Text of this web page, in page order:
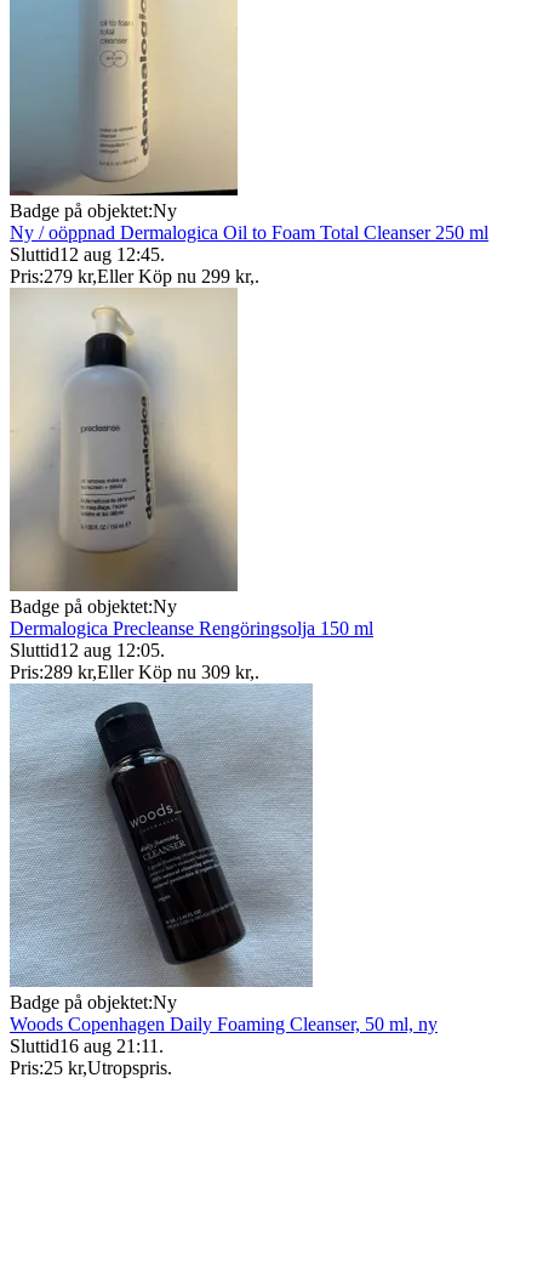
Badge på objektet:Ny
Ny / oöppnad Dermalogica Oil to Foam Total Cleanser 250 ml
Sluttid12 aug 12:45.
Pris:279 kr,Eller Köp nu 299 kr,.
Badge på objektet:Ny
Dermalogica Precleanse Rengöringsolja 150 ml
Sluttid12 aug 12:05.
Pris:289 kr,Eller Köp nu 309 kr,.
Badge på objektet:Ny
Woods Copenhagen Daily Foaming Cleanser, 50 ml, ny
Sluttid16 aug 21:11 .
Pris:25 kr,Utropspris.